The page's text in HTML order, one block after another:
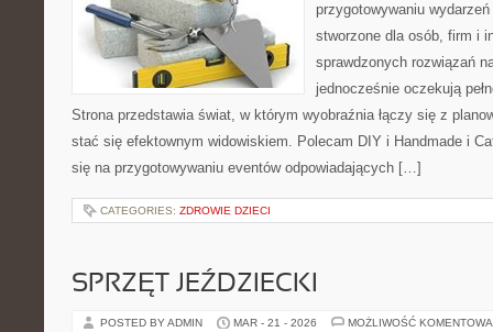
przygotowywaniu
stworzone dla osób, firm i
sprawdzonych rozwiązań
jednocześnie oczekują
Strona przedstawia świat, w którym wyobraźnia łączy się z
stać się efektownym widowiskiem. Polecam DIY i Handmade i
się na przygotowywaniu eventów odpowiadających […]
CATEGORIES: ZDROWIE DZIECI
SPRZĘT JEŹDZIECKI
POSTED BY ADMIN MAR - 21 - 2026 MOŻLIWOŚĆ